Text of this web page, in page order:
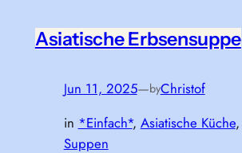
Asiatische Erbsensuppe
Jun 11, 2025—byChristof
in *Einfach*, Asiatische Küche,
Suppen